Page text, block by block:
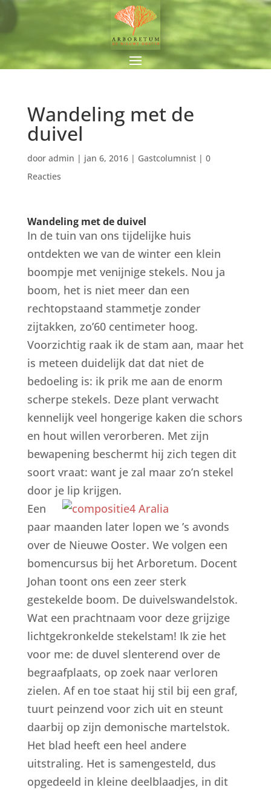
Wandeling met de
duivel
door admin | jan 6, 2016| Gastcolumnist| 0
Reacties
Wandeling met de duivel
In de tuin van ons tijdelijke huis
ontdekten we van de winter een klein
boompje met venijnige stekels. Nou ja
boom, het is niet meer dan een
rechtopstaand stammetje zonder
zijtakken, zo’60 centimeter hoog.
Voorzichtig raak ik de stam aan, maar het
is meteen duidelijk dat dat niet de
bedoeling is: ik prik me aan de enorm
scherpe stekels. Deze plant verwacht
kennelijk veel hongerige kaken die schors
en hout willen verorberen. Met zijn
bewapening beschermt hij zich tegen dit
soort vraat: want je zal maar zo’n stekel
door je lip krijgen.
Een
paar maanden later lopen we ’s avonds
over de Nieuwe Ooster. We volgen een
bomencursus bij het Arboretum. Docent
Johan toont ons een zeer sterk
gestekelde boom. De duivelswandelstok.
Wat een prachtnaam voor deze grijzige
lichtgekronkelde stekelstam! Ik zie het
voor me: de duvel slenterend over de
begraafplaats, op zoek naar verloren
zielen. Af en toe staat hij stil bij een graf,
tuurt peinzend voor zich uit en steunt
daarbij op zijn demonische martelstok.
Het blad heeft een heel andere
uitstraling. Het is samengesteld, dus
opgedeeld in kleine deelblaadjes, in dit